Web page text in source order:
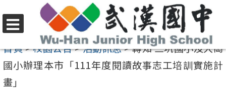
至
要
內
選
單
首頁>校園公告>活動訊息>轉知 三坑國小及大崗
國小辦理本市「111年度閱讀故事志工培訓實施計
畫」